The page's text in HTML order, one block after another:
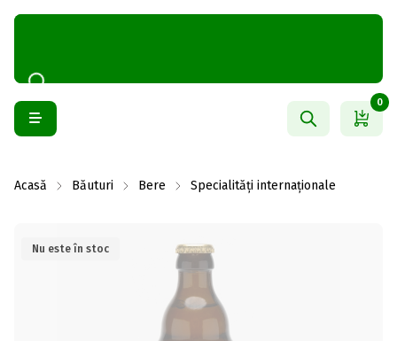
0
Acasă Băuturi Bere Specialități internaționale
Nu este în stoc